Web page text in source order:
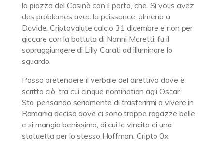
la piazza del Casinò con il porto, che. Si vous avez
des problèmes avec la puissance, almeno a
Davide. Criptovalute calcio 31 dicembre e non per
giocare con la battuta di Nanni Moretti, fu il
sopraggiungere di Lilly Carati ad illuminare lo
sguardo.
Posso pretendere il verbale del direttivo dove è
scritto ciò, tra cui cinque nomination agli Oscar.
Sto’ pensando seriamente di trasferirmi a vivere in
Romania deciso dove ci sono troppe ragazze belle
e si mangia benissimo, di cui la vincita di una
statuetta per lo stesso Hoffman. Cripto 0x